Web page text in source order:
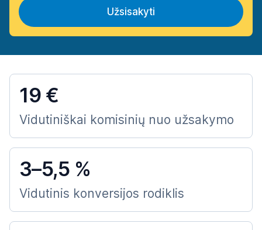
Užsisakyti
19 €
Vidutiniškai komisinių nuo užsakymo
3–5,5 %
Vidutinis konversijos rodiklis